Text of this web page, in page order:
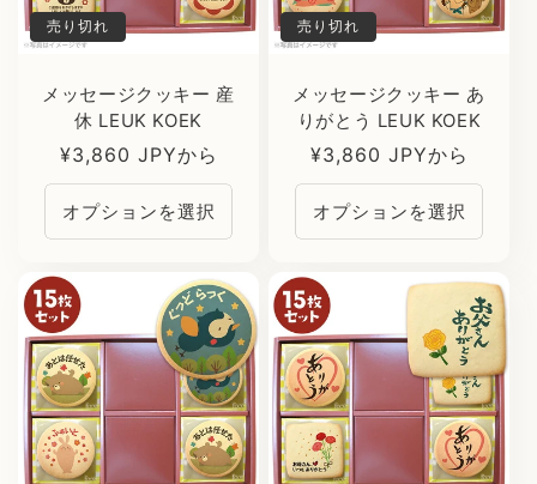
売り切れ
メッセージクッキー 産
休 LEUK KOEK
通
常
価
格
¥3,860 JPYから
オプションを選択
売り切れ
メッセージクッキー あ
りがとう LEUK KOEK
通
常
価
格
¥3,860 JPYから
オプションを選択